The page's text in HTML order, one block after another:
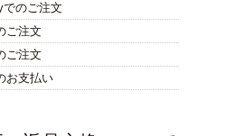
のご注文
ご注文
ご注文
お支払い